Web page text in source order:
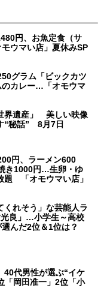
円、お魚定食（サ
ウマい店」夏休みSP
グラム「ビックカツ
のカレー…「オモウマ
界遺産」 美しい映像
“秘話” 8月7日
円、ラーメン600
き1000円…生卵・ゆ
題 「オモウマい店」
くれそう」な芸能人ラ
良」…小学生～高校
んだ2位＆1位は？
代男性が選ぶ“イケ
岡田准一」2位「小